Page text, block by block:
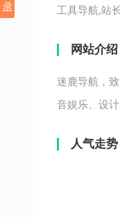
录
工具导航,站
网站介绍
迷鹿导航，
音娱乐、设
人气走势